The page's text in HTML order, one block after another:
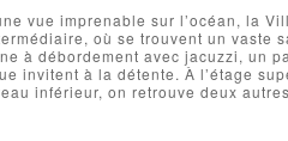
vue imprenable sur l’océan, la
où se trouvent un vaste
à débordement avec jacuzzi, un
invitent à la détente. À l’étage
inférieur, on retrouve deux